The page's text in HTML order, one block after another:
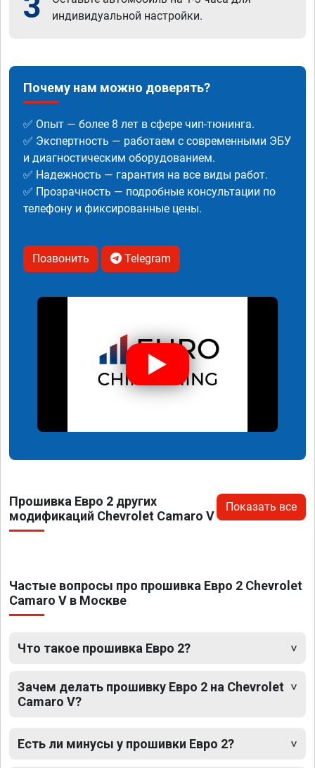
индивидуальной настройки.
Почему нам можно доверять?
✅ Опыт — более 8 лет в сфере чип-тюнинга.
✅ Экспертность — работаем с современными ЭБУ
и диагностическим оборудованием.
✅ Надежность — гарантия на все виды работ.
✅ Прозрачность — подробные консультации по
телефону и фиксированные цены.
Позвонить Telegram
Прошивка Евро 2 других
модификаций Chevrolet Camaro V
Показать все
Частые вопросы про прошивка Евро 2 Chevrolet
Camaro V в Москве
Что такое прошивка Евро 2?
Зачем делать прошивку Евро 2 на Chevrolet
Camaro V?
Есть ли минусы у прошивки Евро 2?